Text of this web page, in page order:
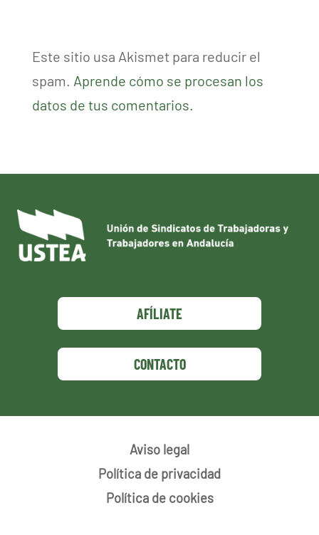
Este sitio usa Akismet para reducir el
spam. Aprende cómo se procesan los
datos de tus comentarios.
AFÍLIATE
CONTACTO
Aviso legal
Política de privacidad
Política de cookies